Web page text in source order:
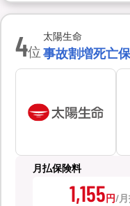
4位
太陽生命
事故割増死亡
月払保険料
1,155円